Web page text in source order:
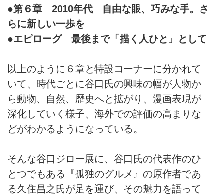
●第６章 2010年代 自由な眼、巧みな手。さ
らに新しい一歩を
●エピローグ 最後まで「描く人ひと」として
以上のように６章と特設コーナーに分かれて
いて、時代ごとに谷口氏の興味の幅が人物か
ら動物、自然、歴史へと拡がり、漫画表現が
深化していく様子、海外での評価の高まりな
どがわかるようになっている。
そんな谷口ジロー展に、谷口氏の代表作のひ
とつでもある『孤独のグルメ』の原作者であ
る久住昌之氏が足を運び、その魅力を語って